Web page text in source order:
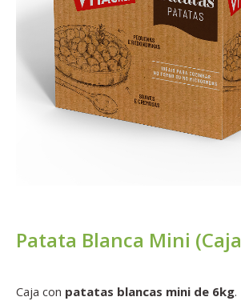
Patata Blanca Mini
Caja con patatas blancas mini de 6kg.